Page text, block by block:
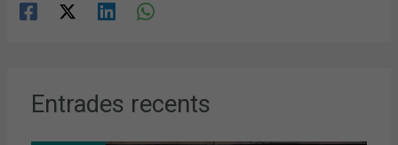
Entrades recents